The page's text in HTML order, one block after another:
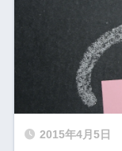
2015年4月5日